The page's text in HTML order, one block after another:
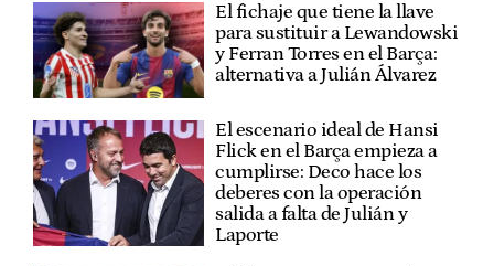
El fichaje que tiene la llave
para sustituir a Lewandowski
y Ferran Torres en el Barça:
alternativa a Julián Álvarez
El escenario ideal de Hansi
Flick en el Barça empieza a
cumplirse: Deco hace los
deberes con la operación
salida a falta de Julián y
Laporte